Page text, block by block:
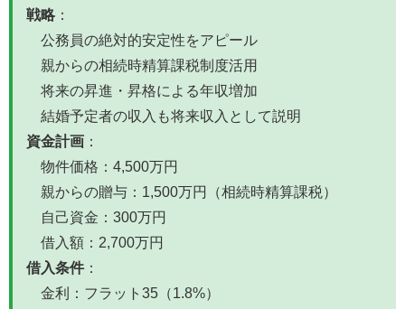
戦略 ：
公務員の絶対的安定性をアピール
親からの相続時精算課税制度活用
将来の昇進・昇格による年収増加
結婚予定者の収入も将来収入として説明
資金計画 ：
物件価格：4,500万円
親からの贈与：1,500万円（相続時精算課税）
自己資金：300万円
借入額：2,700万円
借入条件：
金利：フラット35（1.8%）